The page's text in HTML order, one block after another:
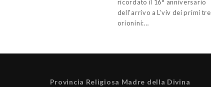
ricordato il 16° anniversario
dell'arrivo a L'viv dei primi tre
orionini:…
Provincia Religiosa Madre della Divina